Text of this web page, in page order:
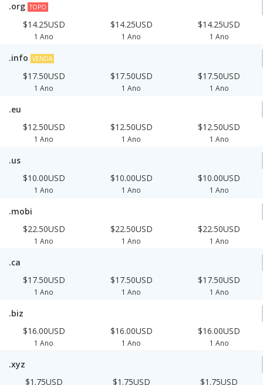
.org TOPO
$14.25USD
1 Ano
$14.25USD
1 Ano
$14.25USD
1 Ano
.info VENDA
$17.50USD
1 Ano
$17.50USD
1 Ano
$17.50USD
1 Ano
.eu
$12.50USD
1 Ano
$12.50USD
1 Ano
$12.50USD
1 Ano
.us
$10.00USD
1 Ano
$10.00USD
1 Ano
$10.00USD
1 Ano
.mobi
$22.50USD
1 Ano
$22.50USD
1 Ano
$22.50USD
1 Ano
.ca
$17.50USD
1 Ano
$17.50USD
1 Ano
$17.50USD
1 Ano
.biz
$16.00USD
1 Ano
$16.00USD
1 Ano
$16.00USD
1 Ano
.xyz
$1.75USD
$1.75USD $1.75USD